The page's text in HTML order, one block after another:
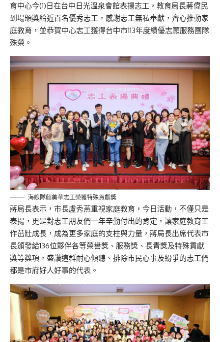
育中心今(1)日在台中日光溫泉會館表揚志工，教育局長蔣偉民
到場頒獎給近百名優秀志工，感謝志工無私奉獻，齊心推動家
庭教育，並恭賀中心志工獲得台中市113年度績優志願服務團隊
殊榮。
海線隊顏美華志工榮獲特殊貢獻獎
蔣局長表示，市長盧秀燕重視家庭教育，今日活動，不僅只是
表揚，更是對志工朋友們一年辛勤付出的肯定，讓家庭教育工
作茁壯成長，成為更多家庭的支柱與力量，蔣局長出席代表市
長頒發給136位夥伴各等榮譽獎、服務獎、長青獎及特殊貢獻
獎等獎項，盛讚這群耐心傾聽、排除市民心事及紛爭的志工們
都是市府好人好事的代表。